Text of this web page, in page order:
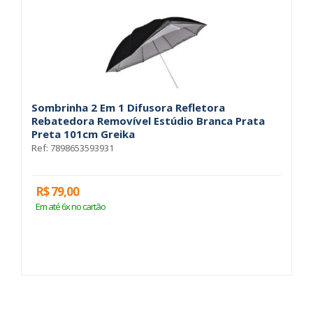
Sombrinha 2 Em 1 Difusora Refletora
Rebatedora Removível Estúdio Branca Prata
Preta 101cm Greika
Ref: 7898653593931
R$ 79,00
Em até 6x no cartão